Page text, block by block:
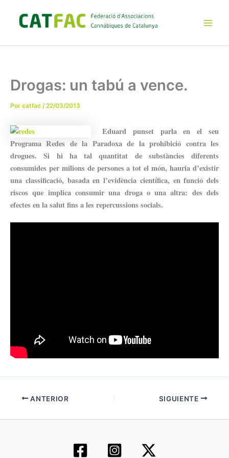
contenido
Drogas: un tabú a vence.
Por catfac /22/03/2013
Eduard punset parla en el seu
Programa Redes de la Paradoxa de la prohibició contra les
drogues. Si hi ha tal quantitat de substàncies diferents
consumides per milions de persones a tot el món, hauria d’existir
una classificació, basada en l’evidència científica, en funció dels
riscos que implica consumir una droga o una altra: des dels
efectes en la salut fins a les repercussions socials.
ANTERIOR SIGUIENTE